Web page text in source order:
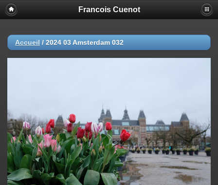
Francois Cuenot
Accueil / 2024 03 Amsterdam 032